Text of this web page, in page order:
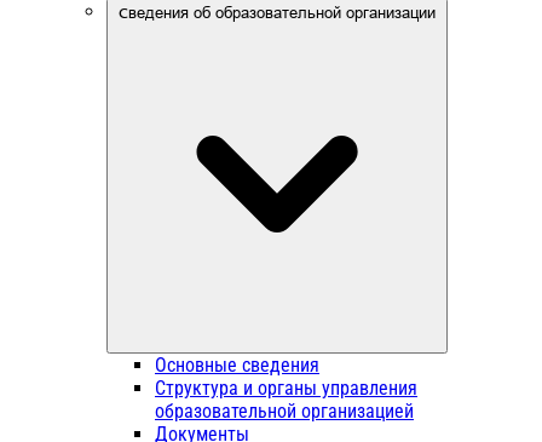
Сведения об образовательной организации
Основные сведения
Структура и органы управления
образовательной организацией
Документы